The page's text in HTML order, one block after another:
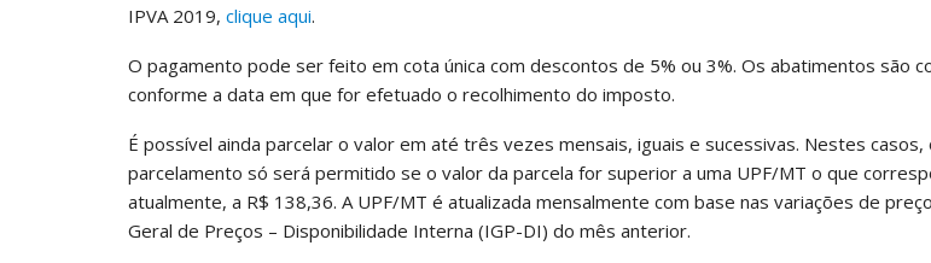
IPVA 2019, clique aqui.
O pagamento pode ser feito em cota única com descontos de 5% ou 3%. Os abatimentos são
conforme a data em que for efetuado o recolhimento do imposto.
É possível ainda parcelar o valor em até três vezes mensais, iguais e sucessivas. Nestes casos,
parcelamento só será permitido se o valor da parcela for superior a uma UPF/MT o que
atualmente, a R$ 138,36. A UPF/MT é atualizada mensalmente com base nas variações de
Geral de Preços – Disponibilidade Interna (IGP-DI) do mês anterior.